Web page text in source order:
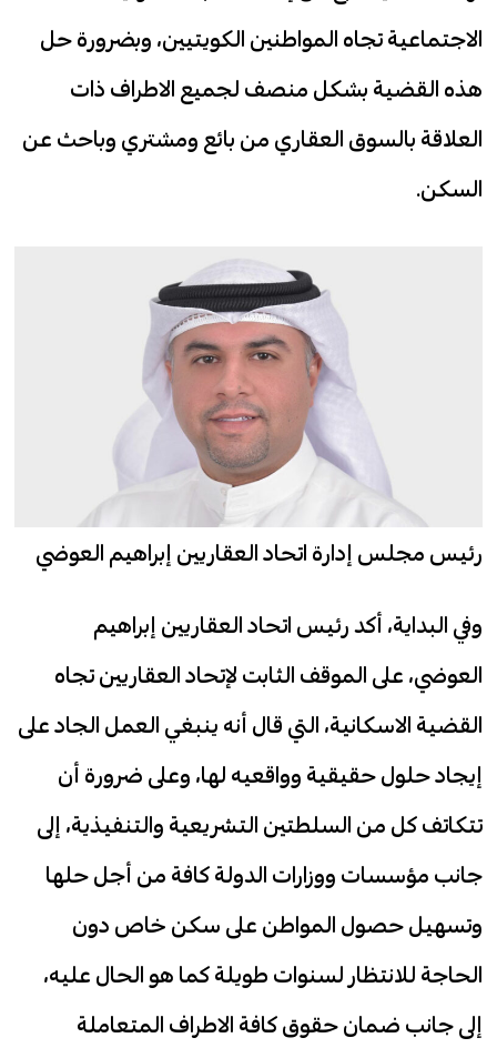
الاجتماعية تجاه المواطنين الكويتيين، وبضرورة حل
هذه القضية بشكل منصف لجميع الاطراف ذات
العلاقة بالسوق العقاري من بائع ومشتري وباحث عن
السكن.
رئيس مجلس إدارة اتحاد العقاريين إبراهيم العوضي
وفي البداية، أكد رئيس اتحاد العقاريين إبراهيم
العوضي، على الموقف الثابت لإتحاد العقاريين تجاه
القضية الاسكانية، التي قال أنه ينبغي العمل الجاد على
إيجاد حلول حقيقية وواقعيه لها، وعلى ضرورة أن
تتكاتف كل من السلطتين التشريعية والتنفيذية، إلى
جانب مؤسسات ووزارات الدولة كافة من أجل حلها
وتسهيل حصول المواطن على سكن خاص دون
الحاجة للانتظار لسنوات طويلة كما هو الحال عليه،
إلى جانب ضمان حقوق كافة الاطراف المتعاملة